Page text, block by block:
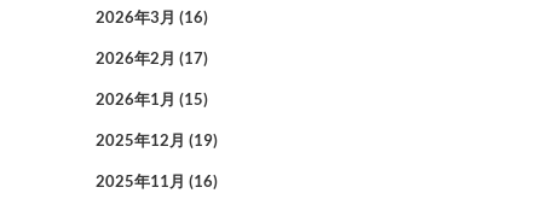
2026年3月 (16)
2026年2月 (17)
2026年1月 (15)
2025年12月 (19)
2025年11月 (16)